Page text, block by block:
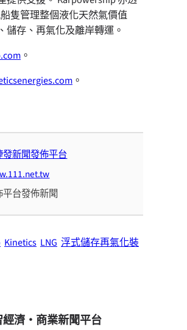
隻管理整個液化天然氣價值
儲存、再氣化及離岸轉運。
。
。
發新聞發佈平台
台發佈新聞
Kinetics LNG 浮式儲存再氣化裝
經濟・商業新聞平台